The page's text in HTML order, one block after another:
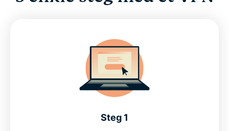
På hvilke enheter kan jeg se på ABC?
Ofte stilte spørsmål: Se ABC med ExpressVPN
Hvorfor bruke ExpressVPN?
Steg 1